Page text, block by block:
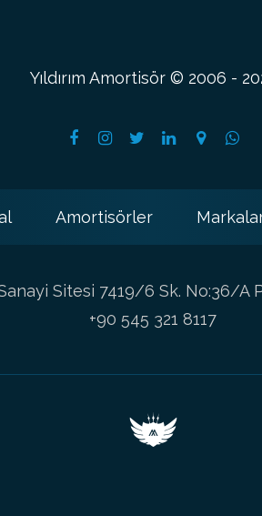
Yıldırım Amortisör © 2006 -
Amortisörler
Sitesi 7419/6 Sk. No:36/A
+90 545 321 8117